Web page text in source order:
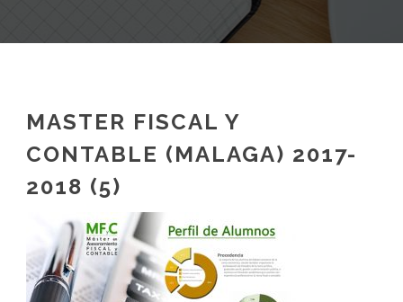
MASTER FISCAL Y
CONTABLE (MALAGA) 2017-
2018 (5)